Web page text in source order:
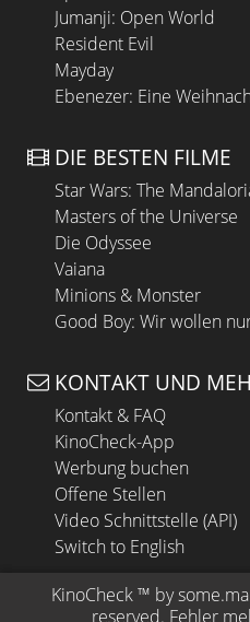
Jumanji: Open World
Resident Evil
Mayday
Ebenezer: Eine
DIE BESTEN FILME
Star Wars: The
Masters of the Universe
Die Odyssee
Vaiana
Minions & Monster
Good Boy: Wir wollen
KONTAKT UND
Kontakt & FAQ
KinoCheck-App
Werbung buchen
Offene Stellen
Video Schnittstelle (API)
Switch to English
KinoCheck ™ by
reserved. Fehler